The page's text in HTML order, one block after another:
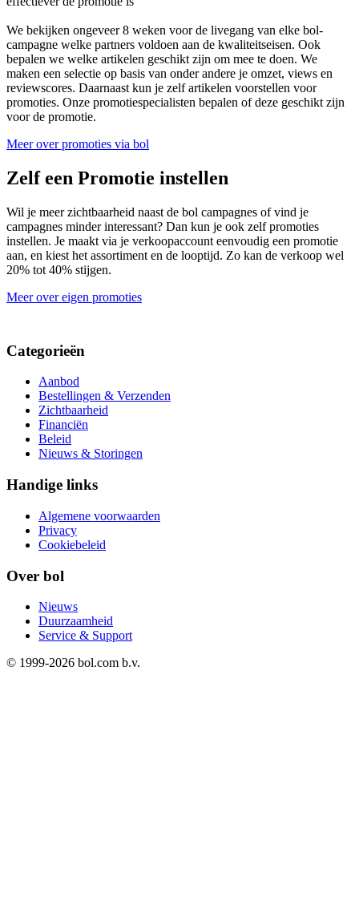
We bekijken ongeveer 8 weken voor de livegang van elke bol-
campagne welke partners voldoen aan de kwaliteitseisen. Ook
bepalen we welke artikelen geschikt zijn om mee te doen. We
maken een selectie op basis van onder andere je omzet, views en
reviewscores. Daarnaast kun je zelf artikelen voorstellen voor
promoties. Onze promotiespecialisten bepalen of deze geschikt zijn
voor de promotie.
Meer over promoties via bol
Zelf een Promotie instellen
Wil je meer zichtbaarheid naast de bol campagnes of vind je
campagnes minder interessant? Dan kun je ook zelf promoties
instellen. Je maakt via je verkoopaccount eenvoudig een promotie
aan, en kiest het assortiment en de looptijd. Zo kan de verkoop wel
20% tot 40% stijgen.
Meer over eigen promoties
Categorieën
Aanbod
Bestellingen & Verzenden
Zichtbaarheid
Financiën
Beleid
Nieuws & Storingen
Handige links
Algemene voorwaarden
Privacy
Cookiebeleid
Over bol
Nieuws
Duurzaamheid
Service & Support
© 1999-2026 bol.com b.v.